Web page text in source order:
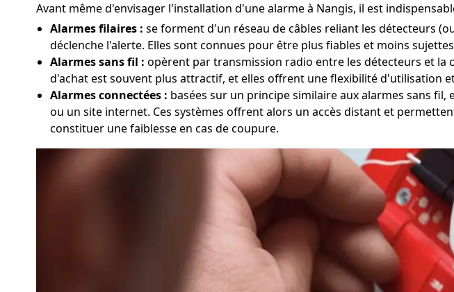
Avant même d'envisager l'installation d'une alarme à Nangis, il est
Alarmes filaires : se forment d'un réseau de câbles reliant les détecteurs
déclenche l'alerte. Elles sont connues pour être plus fiables et moins
Alarmes sans fil : opèrent par transmission radio entre les détecteurs et la
d'achat est souvent plus attractif, et elles offrent une flexibilité d'utilisation
Alarmes connectées : basées sur un principe similaire aux alarmes sans
ou un site internet. Ces systèmes offrent alors un accès distant et
constituer une faiblesse en cas de coupure.